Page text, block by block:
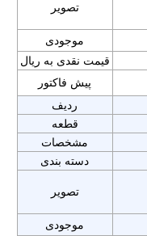
تصویر
موجودی
قیمت نقدی به ریال
پیش فاکتور
ردیف
قطعه
مشخصات
دسته بندی
تصویر
موجودی